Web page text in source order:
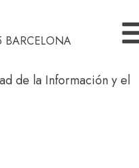
de la Información y el